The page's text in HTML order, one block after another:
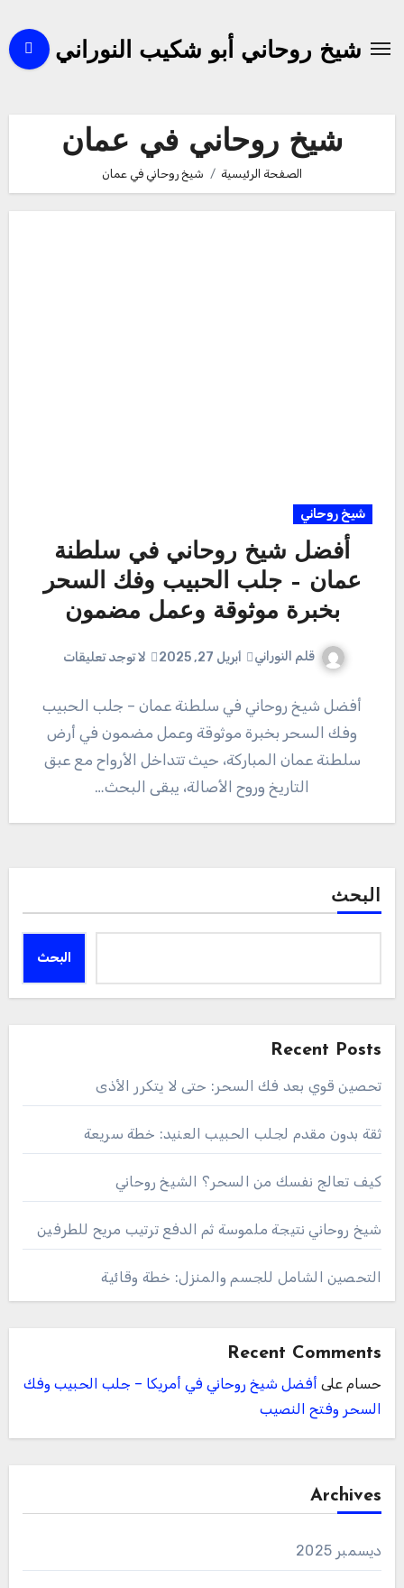
المحتوىشيخ روحاني أبو شكيب النوراني
شيخ روحاني في عمان
الصفحة الرئيسية شيخ روحاني في عمان
شيخ روحاني
أفضل شيخ روحاني في سلطنة
عمان – جلب الحبيب وفك السحر
بخبرة موثوقة وعمل مضمون
قلم النوراني أبريل 27, 2025 لا توجد تعليقات
أفضل شيخ روحاني في سلطنة عمان – جلب الحبيب
وفك السحر بخبرة موثوقة وعمل مضمون في أرض
سلطنة عمان المباركة، حيث تتداخل الأرواح مع عبق
التاريخ وروح الأصالة، يبقى البحث…
البحث
البحث
Recent Posts
تحصين قوي بعد فك السحر: حتى لا يتكرر الأذى
ثقة بدون مقدم لجلب الحبيب العنيد: خطة سريعة
كيف تعالج نفسك من السحر؟ الشيخ روحاني
شيخ روحاني نتيجة ملموسة ثم الدفع ترتيب مريح للطرفين
التحصين الشامل للجسم والمنزل: خطة وقائية
Recent Comments
حسامعلى أفضل شيخ روحاني في أمريكا – جلب الحبيب وفك
السحر وفتح النصيب
Archives
ديسمبر 2025